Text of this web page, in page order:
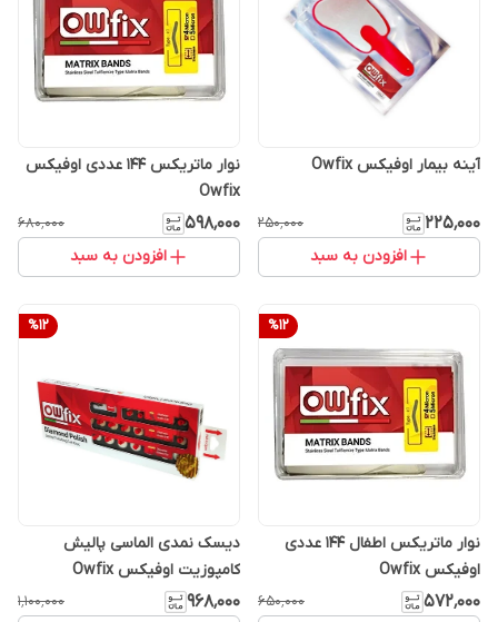
آینه بیمار اوفیکس Owfix
۲۲۵٬۰۰۰ ۲۵۰٬۰۰۰
افزودن به سبد
نوار ماتریکس ۱۴۴ عددی اوفیکس
Owfix
۵۹۸٬۰۰۰ ۶۸۰٬۰۰۰
افزودن به سبد
%12
نوار ماتریکس اطفال ۱۴۴ عددی
اوفیکس Owfix
۵۷۲٬۰۰۰ ۶۵۰٬۰۰۰
%12
دیسک نمدی الماسی پالیش
کامپوزیت اوفیکس Owfix
۹۶۸٬۰۰۰ ۱٬۱۰۰٬۰۰۰